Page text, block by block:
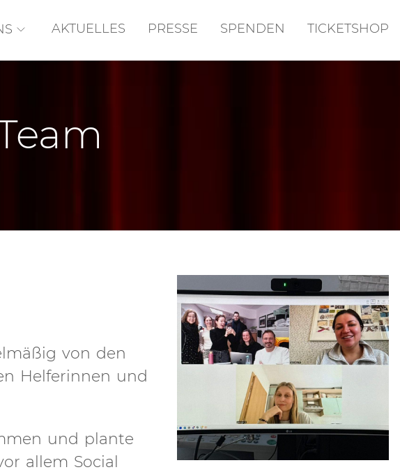
AKTUELLES PRESSE SPENDEN TICKETSHOP
von den
Helferinnen und
und plante
allem Social